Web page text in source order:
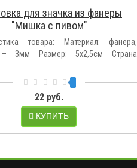
для значка из фанеры
"Мишка с пивом"
товара: Материал: фанера,
3мм Размер: 5х2,5см Страна
22 руб.
КУПИТЬ